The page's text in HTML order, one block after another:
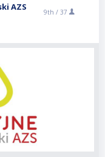
AZS
9th / 37